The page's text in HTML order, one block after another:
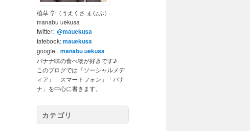
植草 学（うえくさ まなぶ）
manabu uekusa
twitter: @mauekusa
fafebook:mauekusa
google+manabu uekusa
バナナ味の食べ物が好きです♪
このブログでは「ソーシャルメデ
ィア」「スマートフォン」「バナ
ナ」を中心に書きます。
カテゴリ